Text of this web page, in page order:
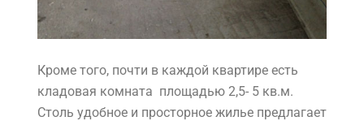
Кроме того, почти в каждой квартире есть
кладовая комната площадью 2,5- 5 кв.м.
Столь удобное и просторное жилье предлагает